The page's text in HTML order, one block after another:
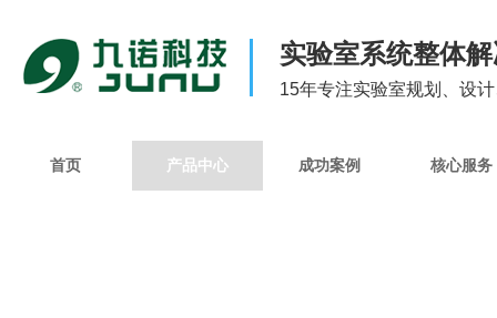
实验室系统整体
15年专注实验室规划、设
首页 产品中心 成功案例 核心服务